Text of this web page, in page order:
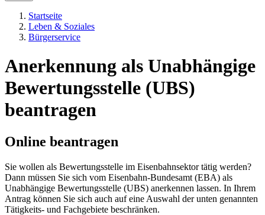
Startseite
Leben & Soziales
Bürgerservice
Anerkennung als Unabhängige
Bewertungsstelle (UBS)
beantragen
Online beantragen
Sie wollen als Bewertungsstelle im Eisenbahnsektor tätig werden?
Dann müssen Sie sich vom Eisenbahn-Bundesamt (EBA) als
Unabhängige Bewertungsstelle (UBS) anerkennen lassen. In Ihrem
Antrag können Sie sich auch auf eine Auswahl der unten genannten
Tätigkeits- und Fachgebiete beschränken.